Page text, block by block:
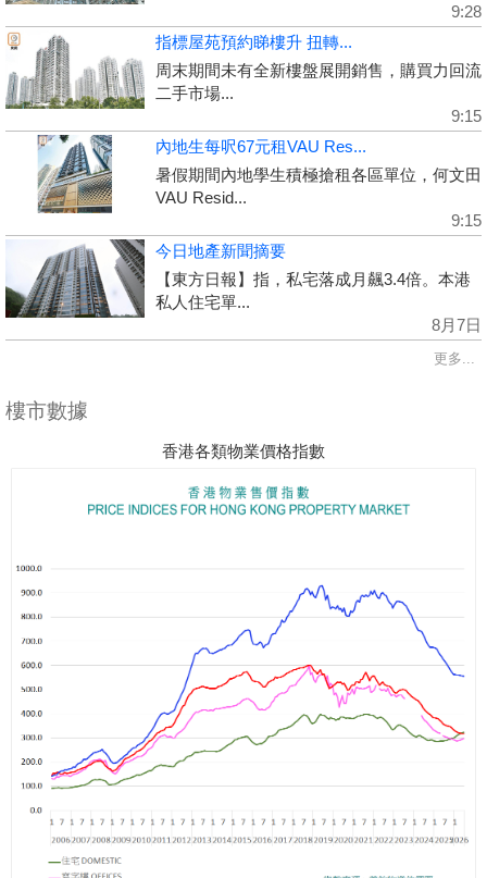
9:28
指標屋苑預約睇樓升 扭轉...
周末期間未有全新樓盤展開銷售，購買力回流
二手市場...
9:15
內地生每呎67元租VAU Res...
暑假期間內地學生積極搶租各區單位，何文田
VAU Resid...
9:15
今日地產新聞摘要
【東方日報】指，私宅落成月飆3.4倍。本港
私人住宅單...
8月7日
更多...
樓市數據
香港各類物業價格指數